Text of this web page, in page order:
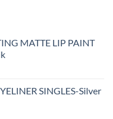
MATTE LIP PAINT
SINGLES-Silver